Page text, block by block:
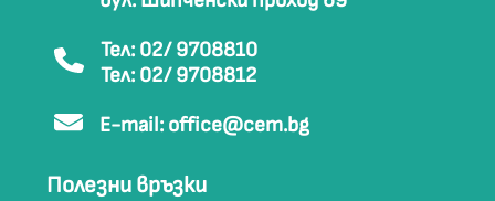
Тел: 02/ 9708810
Тел: 02/ 9708812
E-mail: office@cem.bg
Полезни връзки